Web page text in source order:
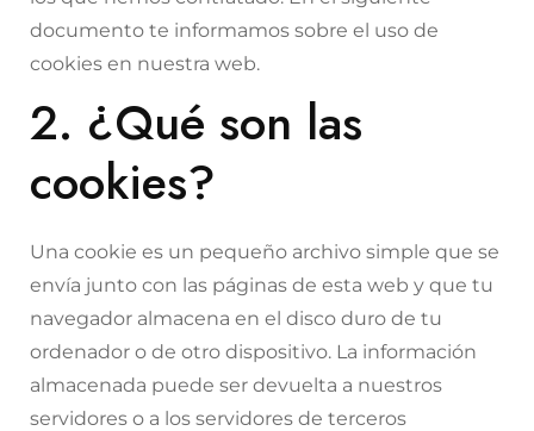
documento te informamos sobre el uso de
cookies en nuestra web.
2. ¿Qué son las
cookies?
Una cookie es un pequeño archivo simple que se
envía junto con las páginas de esta web y que tu
navegador almacena en el disco duro de tu
ordenador o de otro dispositivo. La información
almacenada puede ser devuelta a nuestros
servidores o a los servidores de terceros